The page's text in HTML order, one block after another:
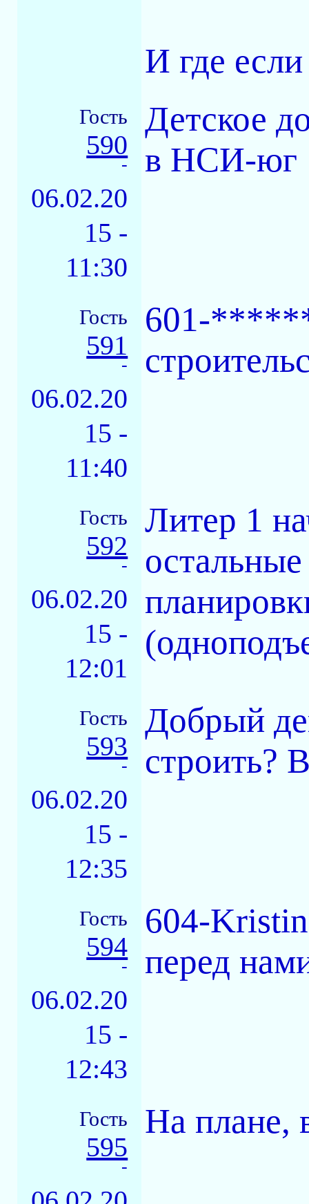
И где
Гость
590
-
06.02.20
15 -
11:30
Детское
в НСИ-юг
Гость
591
-
06.02.20
15 -
11:40
601-******
Гость
592
-
06.02.20
15 -
12:01
Литер 1
Гость
593
-
06.02.20
15 -
12:35
Добрый
строить?
Гость
594
-
06.02.20
15 -
12:43
604-
перед
Гость
595
-
На плане,